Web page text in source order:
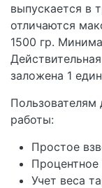
выпускается в
отличаются
1500 гр.
заложена 1
работы:
Простое
Процентное
Учет веса